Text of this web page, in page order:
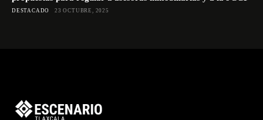
DESTACADO 23 OCTUBRE, 2025